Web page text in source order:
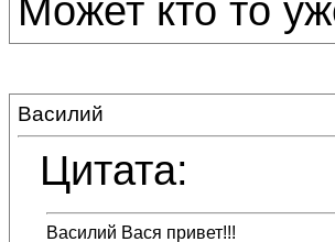
Может кто то
Василий
Цитата:
Василий Вася привет!!!